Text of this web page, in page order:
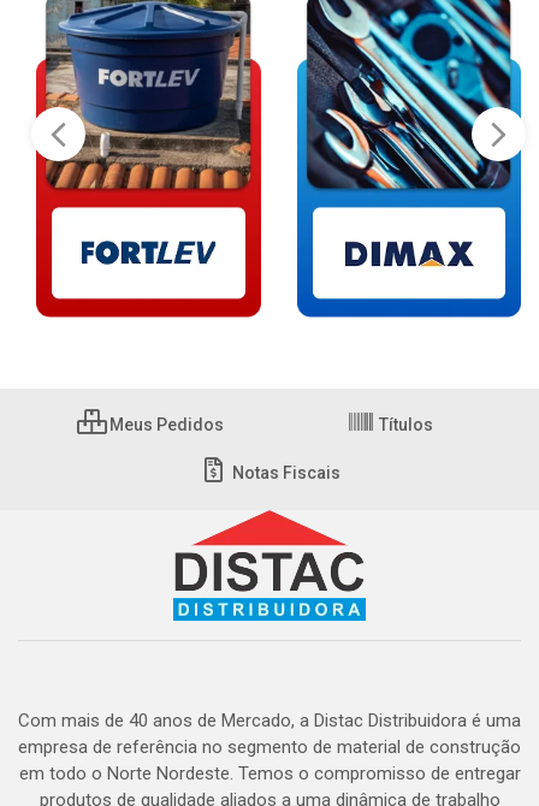
Meus Pedidos Títulos
Notas Fiscais
Com mais de 40 anos de Mercado, a Distac Distribuidora é uma
empresa de referência no segmento de material de construção
em todo o Norte Nordeste. Temos o compromisso de entregar
produtos de qualidade aliados a uma dinâmica de trabalho